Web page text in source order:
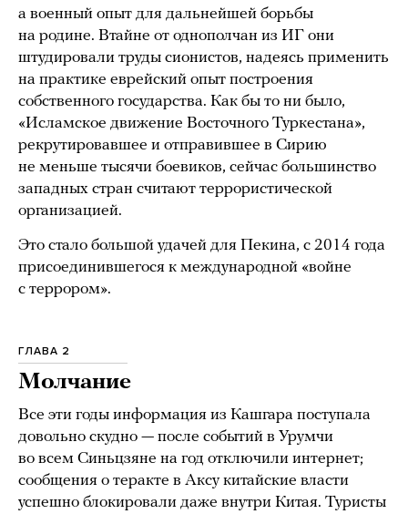
а военный опыт для дальнейшей борьбы
на родине. Втайне от однополчан из ИГ они
штудировали труды сионистов, надеясь применить
на практике еврейский опыт построения
собственного государства. Как бы то ни было,
«Исламское движение Восточного Туркестана»,
рекрутировавшее и отправившее в Сирию
не меньше тысячи боевиков, сейчас большинство
западных стран считают террористической
организацией.
Это стало большой удачей для Пекина, с 2014 года
присоединившегося к международной «войне
с террором».
ГЛАВА 2
Молчание
Все эти годы информация из Кашгара поступала
довольно скудно — после событий в Урумчи
во всем Синьцзяне на год отключили интернет;
сообщения о теракте в Аксу китайские власти
успешно блокировали даже внутри Китая. Туристы